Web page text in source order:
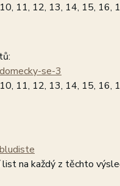
11, 12, 13, 14, 15, 16,
se-3
11, 12, 13, 14, 15, 16,
list na každý z těchto